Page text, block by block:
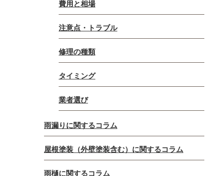
費用と相場
注意点・トラブル
修理の種類
タイミング
業者選び
雨漏りに関するコラム
屋根塗装（外壁塗装含む）に関するコラム
雨樋に関するコラム